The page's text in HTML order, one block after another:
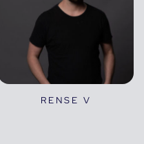
RENSE V